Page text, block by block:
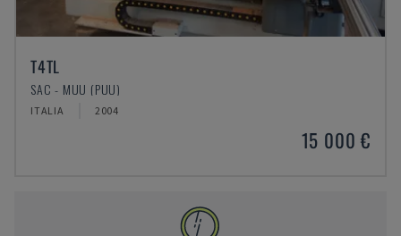
T4TL
SAC - MUU (PUU)
ITALIA 2004
15 000 €